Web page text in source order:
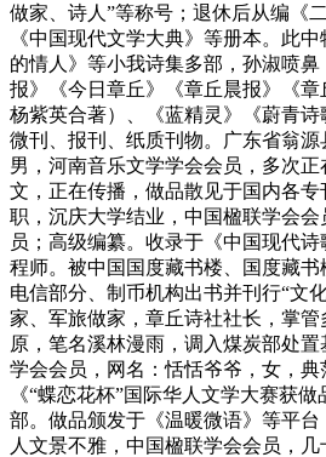
做家、诗人”等称号；退休后从编《
《中国现代文学大典》等册本。此
的情人》等小我诗集多部，孙淑喷
报》《今日章丘》《章丘晨报》《
杨紫英合著）、《蓝精灵》《蔚青
微刊、报刊、纸质刊物。广东省翁
男，河南音乐文学学会会员，多次
文，正在传播，做品散见于国内各
职，沉庆大学结业，中国楹联学会
员；高级编纂。收录于《中国现代
程师。被中国国度藏书楼、国度藏
电信部分、制币机构出书并刊行“文
家、军旅做家，章丘诗社社长，掌
原，笔名溪林漫雨，调入煤炭部处
学会会员，网名：恬恬爷爷，女，
《“蝶恋花杯”国际华人文学大赛获
部。做品颁发于《温暖微语》等平
人文景不雅，中国楹联学会会员，